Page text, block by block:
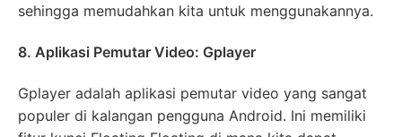
sehingga memudahkan kita untuk menggunakannya.
8. Aplikasi Pemutar Video: Gplayer
Gplayer adalah aplikasi pemutar video yang sangat
populer di kalangan pengguna Android. Ini memiliki